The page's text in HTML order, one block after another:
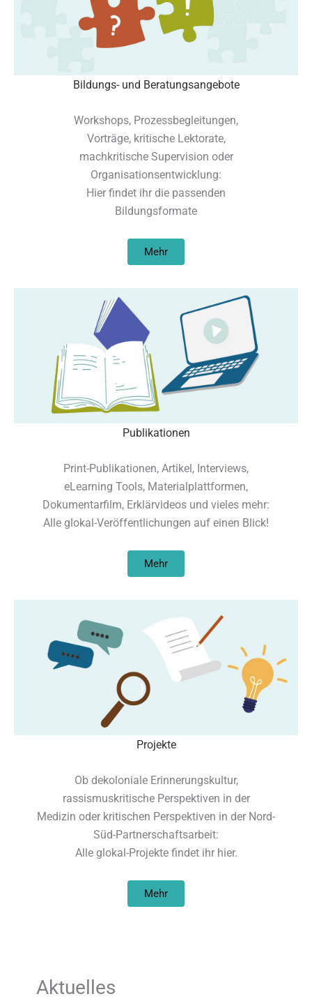
Bildungs- und Beratungsangebote
Workshops, Prozessbegleitungen,
Vorträge, kritische Lektorate,
machkritische Supervision oder
Organisationsentwicklung:
Hier findet ihr die passenden
Bildungsformate
Mehr
Publikationen
Print-Publikationen, Artikel, Interviews,
eLearning Tools, Materialplattformen,
Dokumentarfilm, Erklärvideos und vieles mehr:
Alle glokal-Veröffentlichungen auf einen Blick!
Mehr
Projekte
Ob dekoloniale Erinnerungskultur,
rassismuskritische Perspektiven in der
Medizin oder kritischen Perspektiven in der Nord-
Süd-Partnerschaftsarbeit:
Alle glokal-Projekte findet ihr hier.
Mehr
Aktuelles